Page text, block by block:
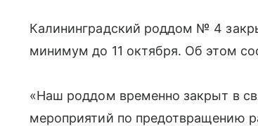
Калининградский роддом № 4
минимум до 11 октября. Об этом
«Наш роддом временно закрыт в
мероприятий по предотвращению